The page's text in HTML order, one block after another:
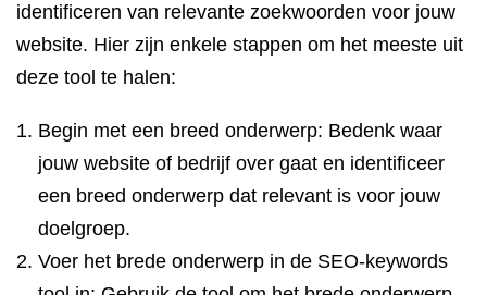
identificeren van relevante zoekwoorden voor jouw
website. Hier zijn enkele stappen om het meeste uit
deze tool te halen:
Begin met een breed onderwerp: Bedenk waar
jouw website of bedrijf over gaat en identificeer
een breed onderwerp dat relevant is voor jouw
doelgroep.
Voer het brede onderwerp in de SEO-keywords